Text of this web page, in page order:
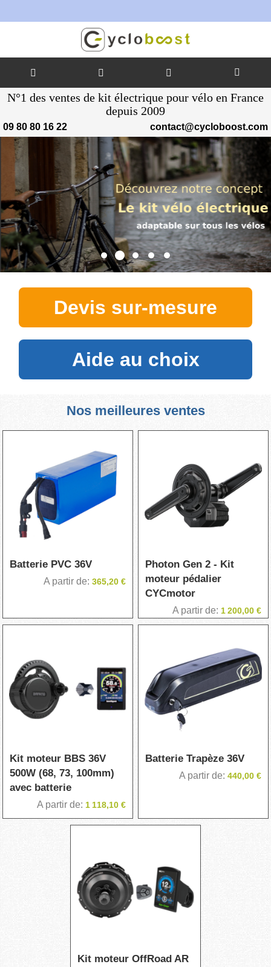
Allez
N°1 des ventes de kit électrique pour vélo en France
depuis 2009
09 80 80 16 22 contact@cycloboost.com
Devis sur-mesure
Aide au choix
Nos meilleures ventes
Batterie PVC 36V
A partir de 365,20 €
Photon Gen 2 - Kit
moteur pédalier
CYCmotor
A partir de 1 200,00 €
Kit moteur BBS 36V
500W (68, 73, 100mm)
avec batterie
A partir de 1 118,10 €
Batterie Trapèze 36V
A partir de 440,00 €
Kit moteur OffRoad AR